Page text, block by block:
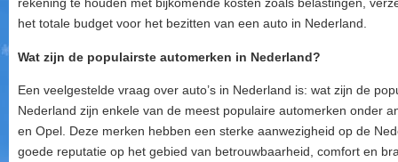
het totale budget voor het bezitten van een auto in Nederland.
Wat zijn de populairste automerken in Nederland?
Een veelgestelde vraag over auto’s in Nederland is: wat zijn de
Nederland zijn enkele van de meest populaire automerken onder
en Opel. Deze merken hebben een sterke aanwezigheid op de
goede reputatie op het gebied van betrouwbaarheid, comfort en